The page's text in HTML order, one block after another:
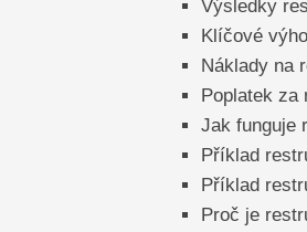
Výsledky
Klíčové
Náklady na
Poplatek za
Jak funguje
Příklad
Příklad
Proč je